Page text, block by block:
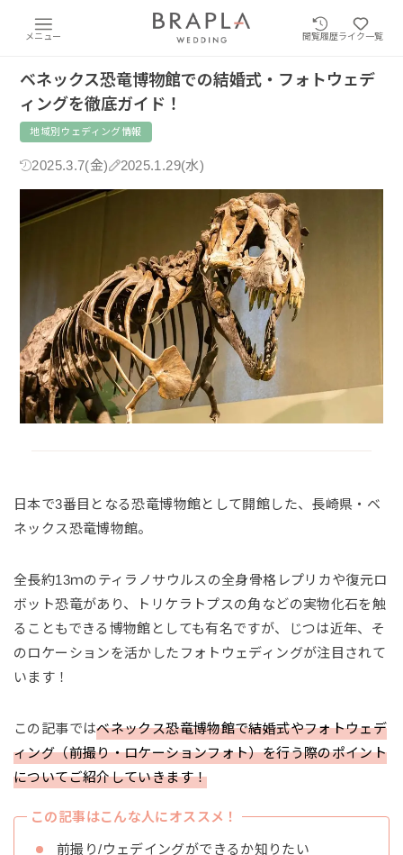
メニュー 閲覧履歴ライク一覧
ベネックス恐竜博物館での結婚式・フォトウェデ
ィングを徹底ガイド！
地域別ウェディング情報
2025.3.7(金) 2025.1.29(水)
日本で3番目となる恐竜博物館として開館した、長崎県・ベ
ネックス恐竜博物館。
全長約13ｍのティラノサウルスの全身骨格レプリカや復元ロ
ボット恐竜があり、トリケラトプスの角などの実物化石を触
ることもできる博物館としても有名ですが、じつは近年、そ
のロケーションを活かしたフォトウェディングが注目されて
います！
この記事ではベネックス恐竜博物館で結婚式やフォトウェデ
ィング（前撮り・ロケーションフォト）を行う際のポイント
についてご紹介していきます！
この記事はこんな人にオススメ！
前撮り/ウェデイングができるか知りたい